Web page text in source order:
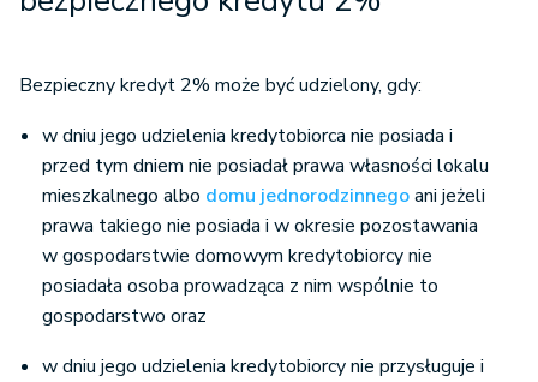
Bezpieczny kredyt 2% może być udzielony, gdy:
w dniu jego udzielenia kredytobiorca nie posiada i
przed tym dniem nie posiadał prawa własności lokalu
mieszkalnego albo domu jednorodzinnegoani jeżeli
prawa takiego nie posiada i w okresie pozostawania
w gospodarstwie domowym kredytobiorcy nie
posiadała osoba prowadząca z nim wspólnie to
gospodarstwo oraz
w dniu jego udzielenia kredytobiorcy nie przysługuje i